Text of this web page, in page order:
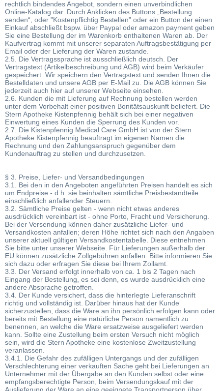
rechtlich bindendes Angebot, sondern einen unverbindlichen
Online-Katalog dar. Durch Anklicken des Buttons „Bestellung
senden“, oder "Kostenpflichtig Bestellen" oder ein Button der einen
Einkauf abschließt bspw. über Paypal oder amazon payment geben
Sie eine Bestellung der im Warenkorb enthaltenen Waren ab. Der
Kaufvertrag kommt mit unserer separaten Auftragsbestätigung per
Email oder der Lieferung der Waren zustande.
2.5. Die Vertragssprache ist ausschließlich deutsch. Der
Vertragstext (Artikelbeschreibung und AGB) wird beim Verkäufer
gespeichert. Wir speichern den Vertragstext und senden Ihnen die
Bestelldaten und unsere AGB per E-Mail zu. Die AGB können Sie
jederzeit auch hier auf unserer Webseite einsehen.
2.6. Kunden die mit Lieferung auf Rechnung bestellen werden
unter dem Vorbehalt einer positiven Bonitätsauskunft beliefert. Die
Stern Apotheke Kistenpfennig behält sich bei einer negativen
Einwertung eines Kunden die Sperrung des Kunden vor.
2.7. Die Kistenpfennig Medical Care GmbH ist von der Stern
Apotheke Kistenpfennig beauftragt im eigenen Namen die
Rechnung und den Zahlungsanspruch gegenüber dem
Kundenauftrag zu stellen und durchzusetzen.
§ 3. Preise, Liefer- und Versandbedingungen
3.1. Bei den in den Angeboten angeführten Preisen handelt es sich
um Endpreise - d.h. sie beinhalten sämtliche Preisbestandteile
einschließlich anfallender Steuern.
3.2. Sämtliche Preise gelten - wenn nicht etwas anderes
ausdrücklich vereinbart ist - ohne Porto, Fracht und Versicherung.
Bei der Versendung können daher zusätzliche Liefer- und
Versandkosten anfallen; deren Höhe richtet sich nach den Angaben
unserer aktuell gültigen Versandkostentabelle. Diese entnehmen
Sie bitte unter unserer Webseite. Für Lieferungen außerhalb der
EU können zusätzliche Zollgebühren anfallen. Bitte informieren Sie
sich dazu oder erfragen Sie diese bei Ihrem Zollamt.
3.3. Der Versand erfolgt innerhalb von ca. 1 bis 2 Tagen nach
Eingang der Bestellung, es sei denn, es wurde ausdrücklich eine
andere Absprache getroffen.
3.4. Der Kunde versichert, dass die hinterlegte Lieferanschrift
richtig und vollständig ist. Darüber hinaus hat der Kunde
sicherzustellen, dass die Ware an ihn persönlich erfolgen kann oder
bereits mit Bestellung eine natürliche Person namentlich zu
benennen, an welche die Ware ersatzweise ausgeliefert werden
kann. Sollte eine Zustellung beim ersten Versuch nicht möglich
sein, wird die Stern Apotheke eine kostenlose Zweitzustellung
veranlassen.
3.4.1. Die Gefahr des zufälligen Untergangs und der zufälligen
Verschlechterung einer verkauften Sache geht bei Lieferungen an
Unternehmer mit der Übergabe an den Kunden selbst oder eine
empfangsberechtigte Person, beim Versendungskauf mit der